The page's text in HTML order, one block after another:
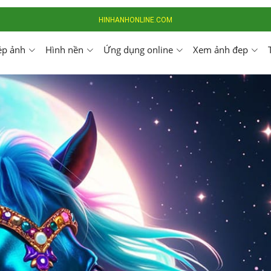
HINHANHONLINE.COM
ảnh Hình nền Ứng dụng online Xem ảnh đep